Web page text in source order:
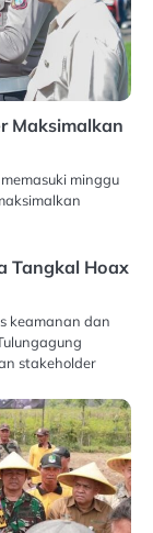
Maksimalkan
minggu
Tangkal Hoax
keamanan dan
stakeholder